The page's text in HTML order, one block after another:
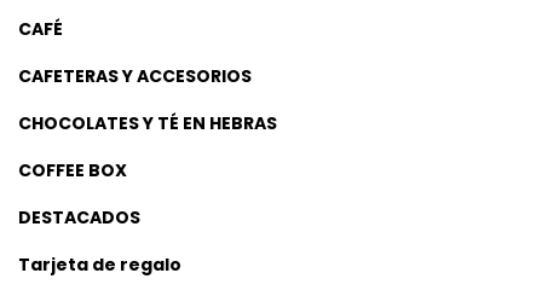
CAFÉ
CAFETERAS Y ACCESORIOS
CHOCOLATES Y TÉ EN HEBRAS
COFFEE BOX
DESTACADOS
Tarjeta de regalo